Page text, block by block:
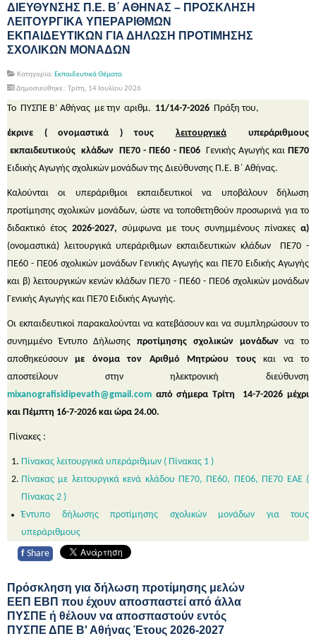
ΔΙΕΥΘΥΝΣΗΣ Π.Ε. Β΄ ΑΘΗΝΑΣ – ΠΡΟΣΚΛΗΣΗ
ΛΕΙΤΟΥΡΓΙΚΑ ΥΠΕΡΑΡΙΘΜΩΝ
ΕΚΠΑΙΔΕΥΤΙΚΩΝ ΓΙΑ ΔΗΛΩΣΗ ΠΡΟΤΙΜΗΣΗΣ
ΣΧΟΛΙΚΩΝ ΜΟΝΑΔΩΝ
Κατηγορία: Εκπαιδευτικά Θέματα
Δημοσιεύθηκε : Τρίτη, 14 Ιουλίου 2026
Το ΠΥΣΠΕ Β’ Αθήνας με την αριθμ. 11/14-7-2026 Πράξη του,
έκρινε ( ονομαστικά ) τους λειτουργικάυπεράριθμους
εκπαιδευτικούς κλάδων ΠΕ70 - ΠΕ60 - ΠΕ06 Γενικής Αγωγής καιΠΕ70
Ειδικής Αγωγής σχολικών μονάδων της Διεύθυνσης Π.Ε. Β΄ Αθήνας.
Καλούνται οι υπεράριθμοι εκπαιδευτικοί να υποβάλουν δήλωση
προτίμησης σχολικών μονάδων, ώστε να τοποθετηθούν προσωρινά για το
διδακτικό έτος 2026-2027, σύμφωνα με τους συνημμένους πίνακες α)
(ονομαστικά) λειτουργικά υπεράριθμων εκπαιδευτικών κλάδων
ΠΕ70 -
ΠΕ60 - ΠΕ06 σχολικών μονάδων Γενικής Αγωγής και ΠΕ70 Ειδικής Αγωγής
και β) λειτουργικών κενών κλάδων ΠΕ70 - ΠΕ60 - ΠΕ06 σχολικών μονάδων
Γενικής Αγωγής και ΠΕ70 Ειδικής Αγωγής.
Οι εκπαιδευτικοί παρακαλούνται να κατεβάσουν και να συμπληρώσουν το
συνημμένο Έντυπο Δήλωσηςπροτίμησης σχολικών μονάδωννα το
αποθηκεύσουνμε όνομα τον Αριθμό Μητρώου τουςκαι να το
αποστείλουν στην ηλεκτρονική διεύθυνση
mixanografisidipevath@gmail.com από σήμερα Τρίτη 14-7-2026 μέχρι
και Πέμπτη 16-7-2026 και ώρα 24.00.
Πίνακες :
Πίνακας λειτουργικά υπεράριθμων ( Πίνακας 1 )
Πίνακας με λειτουργικά κενά κλάδου ΠΕ70, ΠΕ60, ΠΕ06, ΠΕ70 ΕΑΕ (
Πίνακας 2 )
Έντυπο δήλωσης προτίμησης σχολικών μονάδων για τους
υπεράριθμους
f Share
Πρόσκληση για δήλωση προτίμησης μελών
ΕΕΠ ΕΒΠ που έχουν αποσπαστεί από άλλα
ΠΥΣΠΕ ή θέλουν να αποσπαστούν εντός
ΠΥΣΠΕ ΔΠΕ Β' Αθήνας Έτους 2026-2027